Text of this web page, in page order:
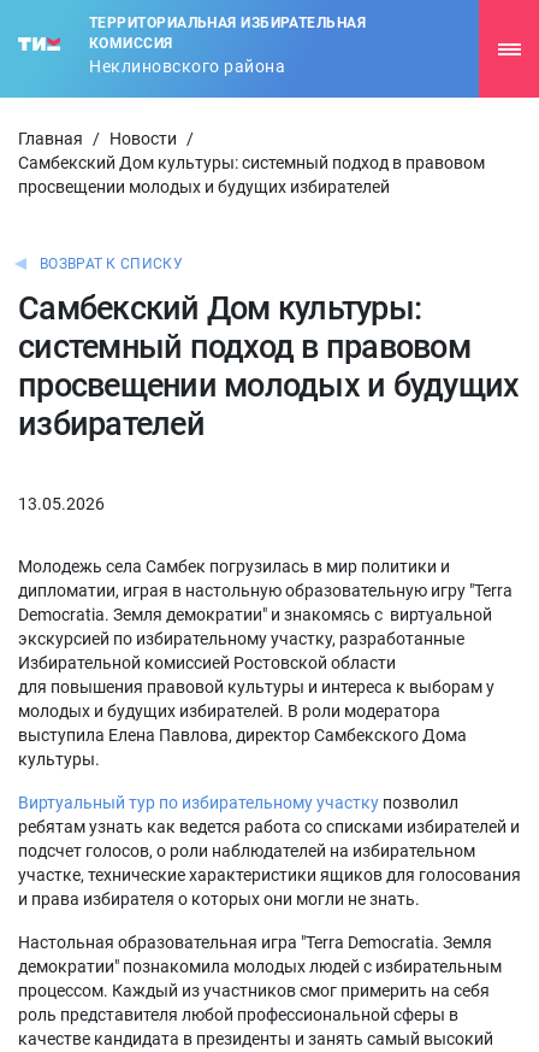
ТЕРРИТОРИАЛЬНАЯ ИЗБИРАТЕЛЬНАЯ
КОМИССИЯ
Неклиновского района
Главная / Новости
/
Самбекский Дом культуры: системный подход в правовом
просвещении молодых и будущих избирателей
ВОЗВРАТ К СПИСКУ
Самбекский Дом культуры:
системный подход в правовом
просвещении молодых и будущих
избирателей
13.05.2026
Молодежь села Самбек погрузилась в мир политики и
дипломатии, играя в настольную образовательную игру "Terra
Democratia. Земля демократии" и знакомясь с виртуальной
экскурсией по избирательному участку, разработанные
Избирательной комиссией Ростовской области
для повышения правовой культуры и интереса к выборам у
молодых и будущих избирателей. В роли модератора
выступила Елена Павлова, директор Самбекского Дома
культуры.
Виртуальный тур по избирательному участку позволил
ребятам узнать как ведется работа со списками избирателей и
подсчет голосов, о роли наблюдателей на избирательном
участке, технические характеристики ящиков для голосования
и права избирателя о которых они могли не знать.
Настольная образовательная игра "Terra Democratia. Земля
демократии" познакомила молодых людей с избирательным
процессом. Каждый из участников смог примерить на себя
роль представителя любой профессиональной сферы в
качестве кандидата в президенты и занять самый высокий